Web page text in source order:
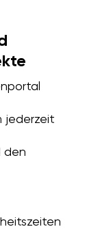
jederzeit
den